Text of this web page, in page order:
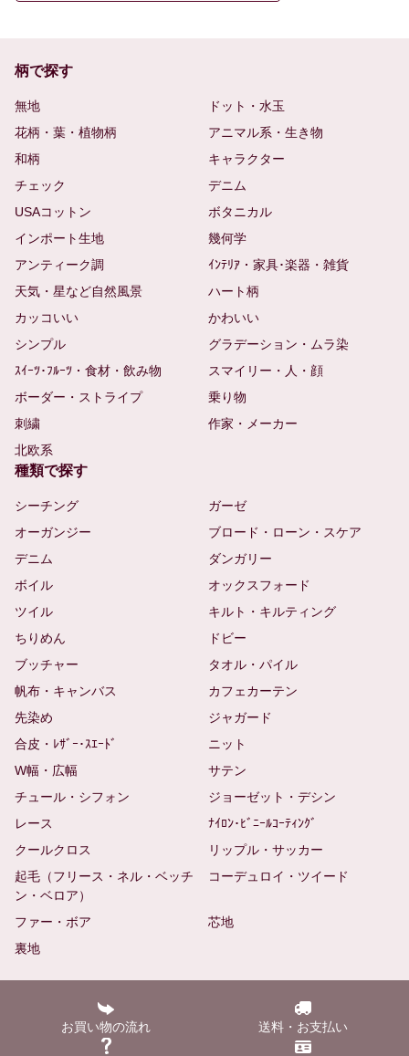
柄で探す
無地
ドット・水玉
花柄・葉・植物柄
アニマル系・生き物
和柄
キャラクター
チェック
デニム
USAコットン
ボタニカル
インポート生地
幾何学
アンティーク調
ｲﾝﾃﾘｱ・家具･楽器・雑貨
天気・星など自然風景
ハート柄
カッコいい
かわいい
シンプル
グラデーション・ムラ染
ｽｲｰﾂ･ﾌﾙｰﾂ・食材・飲み物
スマイリー・人・顔
ボーダー・ストライプ
乗り物
刺繍
作家・メーカー
北欧系
種類で探す
シーチング
ガーゼ
オーガンジー
ブロード・ローン・スケア
デニム
ダンガリー
ボイル
オックスフォード
ツイル
キルト・キルティング
ちりめん
ドビー
ブッチャー
タオル・パイル
帆布・キャンバス
カフェカーテン
先染め
ジャガード
合皮・ﾚｻﾞｰ･ｽｴｰﾄﾞ
ニット
W幅・広幅
サテン
チュール・シフォン
ジョーゼット・デシン
レース
ﾅｲﾛﾝ･ﾋﾞﾆｰﾙｺｰﾃｨﾝｸﾞ
クールクロス
リップル・サッカー
起毛（フリース・ネル・ベッチ
ン・ベロア）
コーデュロイ・ツイード
ファー・ボア
芯地
裏地
お買い物の流れ 送料・お支払い